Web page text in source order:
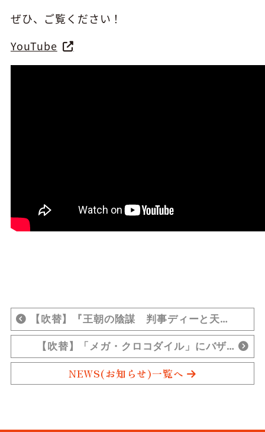
ぜひ、ご覧ください！
YouTube
【吹替】『王朝の陰謀 判事ディーと天…
【吹替】「メガ・クロコダイル」にバザ…
NEWS(お知らせ)一覧へ